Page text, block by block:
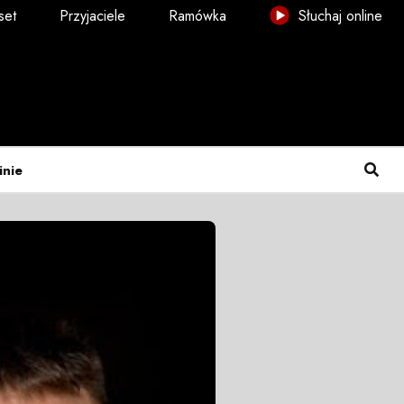
Przyjaciele Ramówka Słuchaj online